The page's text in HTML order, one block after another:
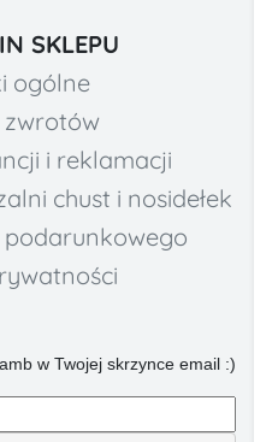
SKLEPU
ogólne
i reklamacji
chust i nosidełek
w Twojej skrzynce email :)